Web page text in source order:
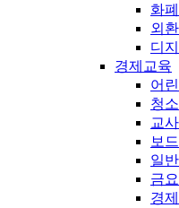
화
외
디
경제교육
어린
청
교사
보
일
금
경